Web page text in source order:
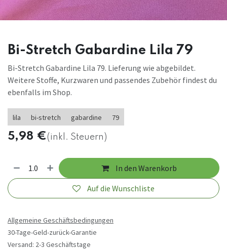
Bi-Stretch Gabardine Lila 79
Bi-Stretch Gabardine Lila 79. Lieferung wie abgebildet.
Weitere Stoffe, Kurzwaren und passendes Zubehör findest du
ebenfalls im Shop.
lila bi-stretch gabardine 79
5,98 €(inkl. Steuern)
In den Warenkorb
Auf die Wunschliste
Allgemeine Geschäftsbedingungen
30-Tage-Geld-zurück-Garantie
Versand: 2-3 Geschäftstage